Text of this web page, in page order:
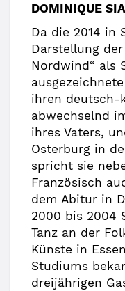
DOMINIQUE
Da die 2014 in
Darstellung
Nordwind“ als
ihren deutsch-
abwechselnd
ihres Vaters,
Osterburg in
spricht sie
Französisch
dem Abitur in
2000 bis 2004
Tanz an der
Künste in
Studiums
dreijährigen